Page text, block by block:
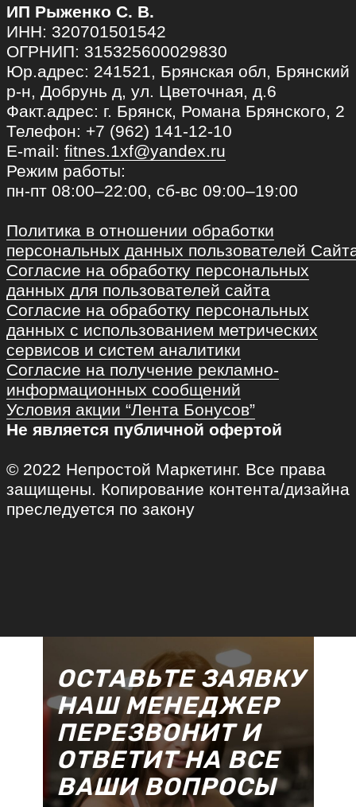
ОСТАВЬТЕ ЗАЯВКУ
НАШ МЕНЕДЖЕР
ПЕРЕЗВОНИТ И
ОТВЕТИТ НА ВСЕ
ВАШИ ВОПРОСЫ